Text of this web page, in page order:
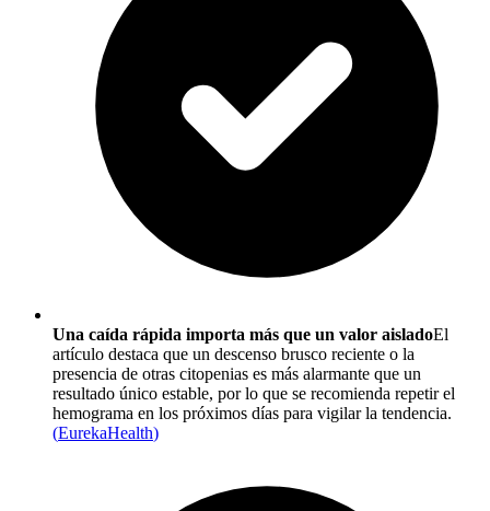
Una caída rápida importa más que un valor aisladoEl
artículo destaca que un descenso brusco reciente o la
presencia de otras citopenias es más alarmante que un
resultado único estable, por lo que se recomienda repetir el
hemograma en los próximos días para vigilar la tendencia.
(EurekaHealth)